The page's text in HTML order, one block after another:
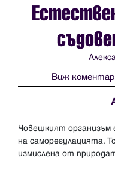
Виж
Човешкият организъм
на саморегулацията.
измислена от